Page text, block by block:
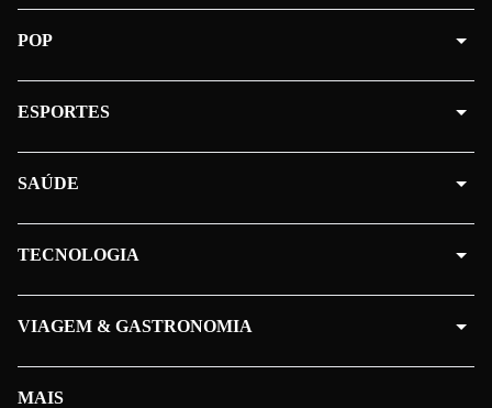
MAIS
POP
ESPORTES
SAÚDE
TECNOLOGIA
VIAGEM & GASTRONOMIA